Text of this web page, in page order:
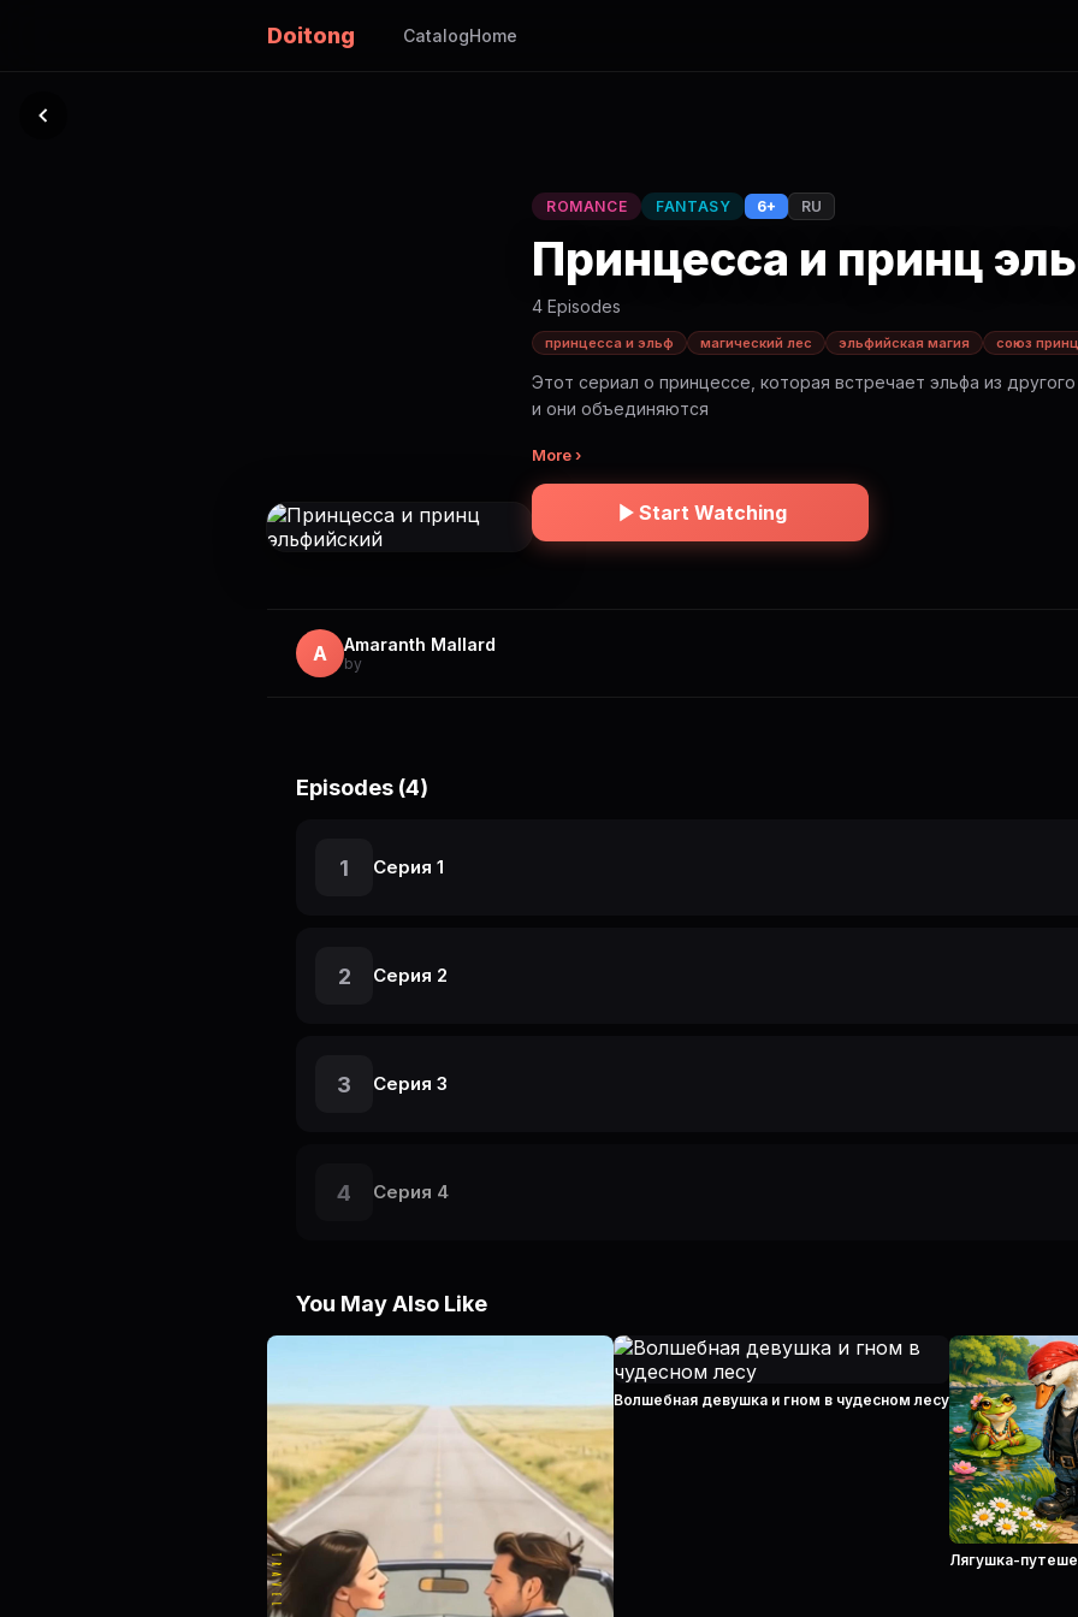
Doitong CatalogHome
ROMANCE FANTASY 6+ RU
Принцесса и принц
4 Episodes
принцесса и эльф магический лес эльфийская магия союз
Этот сериал о принцессе, которая встречает эльфа из
и они объединяются
More ›
Start Watching
A Amaranth Mallard
by
Episodes (4)
1 Серия 1
2 Серия 2
3 Серия 3
4 Серия 4
You May Also Like
Волшебная девушка и гном в чудесном лесу
Лягушка-